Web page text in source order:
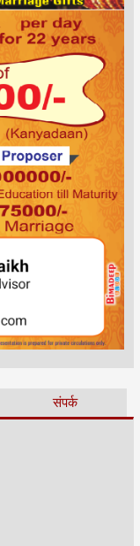
संपर्क